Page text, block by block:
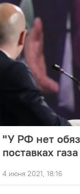
"У РФ нет
поставках
4 июня 2021, 18:16